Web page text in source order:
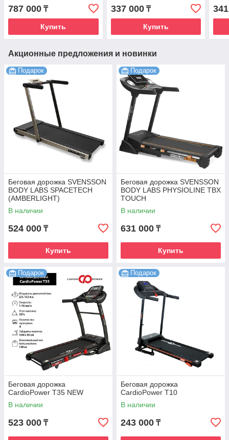
787 000 ₸
Купить
337 000₸
Купить
Акционные предложения и новинки
Подарок
Беговая дорожка SVENSSON
BODY LABS SPACETECH
(AMBERLIGHT)
В наличии
524 000 ₸
Купить
Подарок
Беговая дорожка SVENSSON
BODY LABS PHYSIOLINE TBX
TOUCH
В наличии
631 000 ₸
Купить
Подарок
Беговая дорожка
CardioPower T35 NEW
В наличии
523 000 ₸
Подарок
Беговая дорожка
CardioPower T10
В наличии
243 000 ₸